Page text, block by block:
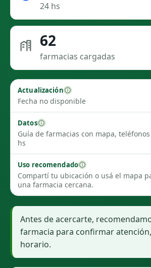
24 hs
62
farmacias cargadas
Actualización
Fecha no disponible
Datos
Guía de farmacias con mapa,
hs
Uso recomendado
Compartí tu ubicación o usá el mapa
una farmacia cercana.
Antes de acercarte,
farmacia para confirmar
horario.